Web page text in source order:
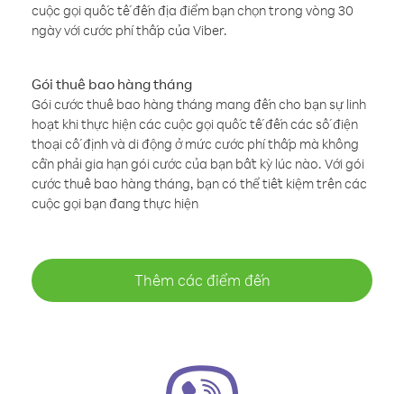
cuộc gọi quốc tế đến địa điểm bạn chọn trong vòng 30
ngày với cước phí thấp của Viber.
Gói thuê bao hàng tháng
Gói cước thuê bao hàng tháng mang đến cho bạn sự linh
hoạt khi thực hiện các cuộc gọi quốc tế đến các số điện
thoại cố định và di động ở mức cước phí thấp mà không
cần phải gia hạn gói cước của bạn bất kỳ lúc nào. Với gói
cước thuê bao hàng tháng, bạn có thể tiết kiệm trên các
cuộc gọi bạn đang thực hiện
Thêm các điểm đến